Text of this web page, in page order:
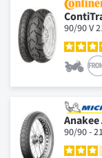
90/90 V
90/90 -